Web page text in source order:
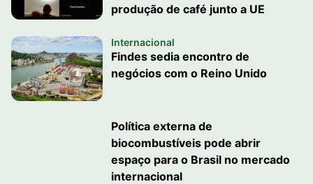
produção de café junto a UE
Internacional
Findes sedia encontro de
negócios com o Reino Unido
Política externa de
biocombustíveis pode abrir
espaço para o Brasil no mercado
internacional